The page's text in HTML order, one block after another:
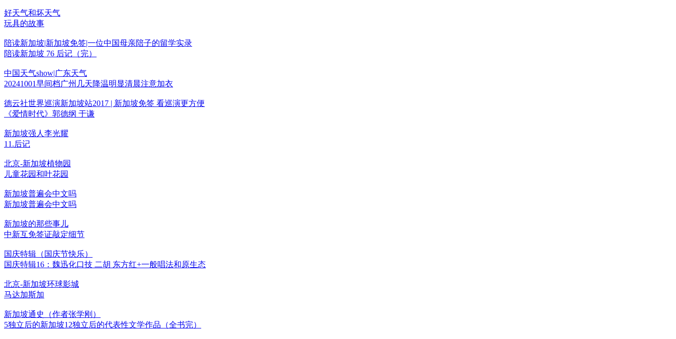
好天气和坏天气
玩具的故事
陪读新加坡|新加坡免签|一位中国母亲陪子的留学实录
陪读新加坡 76 后记（完）
中国天气show|广东天气
20241001早间档广州几天降温明显清晨注意加衣
德云社世界巡演新加坡站2017 | 新加坡免签 看巡演更方便
《爱情时代》郭德纲 于谦
新加坡强人李光耀
11.后记
北京-新加坡植物园
儿童花园和叶花园
新加坡普遍会中文吗
新加坡普遍会中文吗
新加坡的那些事儿
中新互免签证敲定细节
国庆特辑（国庆节快乐）
国庆特辑16：魏迅化口技 二胡 东方红+一般唱法和原生态
北京-新加坡环球影城
马达加斯加
新加坡通史（作者张学刚）
5独立后的新加坡12独立后的代表性文学作品（全书完）